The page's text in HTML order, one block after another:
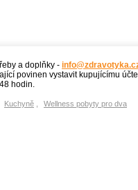
a doplňky -
povinen vystavit kupujícímu
hodin.
Kuchyně Wellness pobyty pro dva